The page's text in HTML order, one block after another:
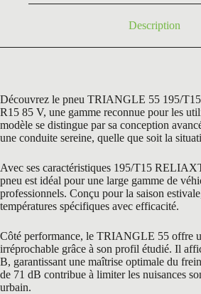
Description
Découvrez le pneu TRIANGLE 55 195/
R15 85 V, une gamme reconnue pour les
modèle se distingue par sa conception
une conduite sereine, quelle que soit la
Avec ses caractéristiques 195/T15
pneu est idéal pour une large gamme de
professionnels. Conçu pour la saison
températures spécifiques avec efficacité.
Côté performance, le TRIANGLE 55 offre
irréprochable grâce à son profil étudié. Il
B, garantissant une maîtrise optimale du
de 71 dB contribue à limiter les nuisances
urbain.